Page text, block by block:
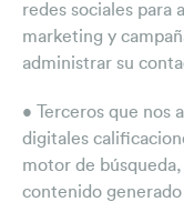
redes sociales para
marketing y
administrar su
• Terceros que nos
digitales
motor de
contenido